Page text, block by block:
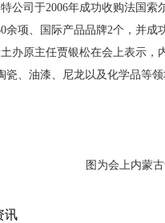
公司于2006年成功收购法国
余项、国际产品品牌2个，并成
办原主任贾银松在会上表示，
瓷、油漆、尼龙以及化学品等
图为会上内蒙
讯